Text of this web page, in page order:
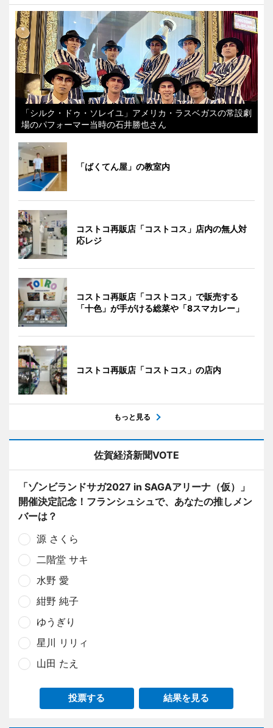
「シルク・ドゥ・ソレイユ」アメリカ・ラスベガスの常設劇
場のパフォーマー当時の石井勝也さん
「ばくてん屋」の教室内
コストコ再販店「コストコス」店内の無人対
応レジ
コストコ再販店「コストコス」で販売する
「十色」が手がける総菜や「8スマカレー」
コストコ再販店「コストコス」の店内
もっと見る
佐賀経済新聞VOTE
「ゾンビランドサガ2027 in SAGAアリーナ（仮）」
開催決定記念！フランシュシュで、あなたの推しメン
バーは？
源 さくら
二階堂 サキ
水野 愛
紺野 純子
ゆうぎり
星川 リリィ
山田 たえ
投票する 結果を見る